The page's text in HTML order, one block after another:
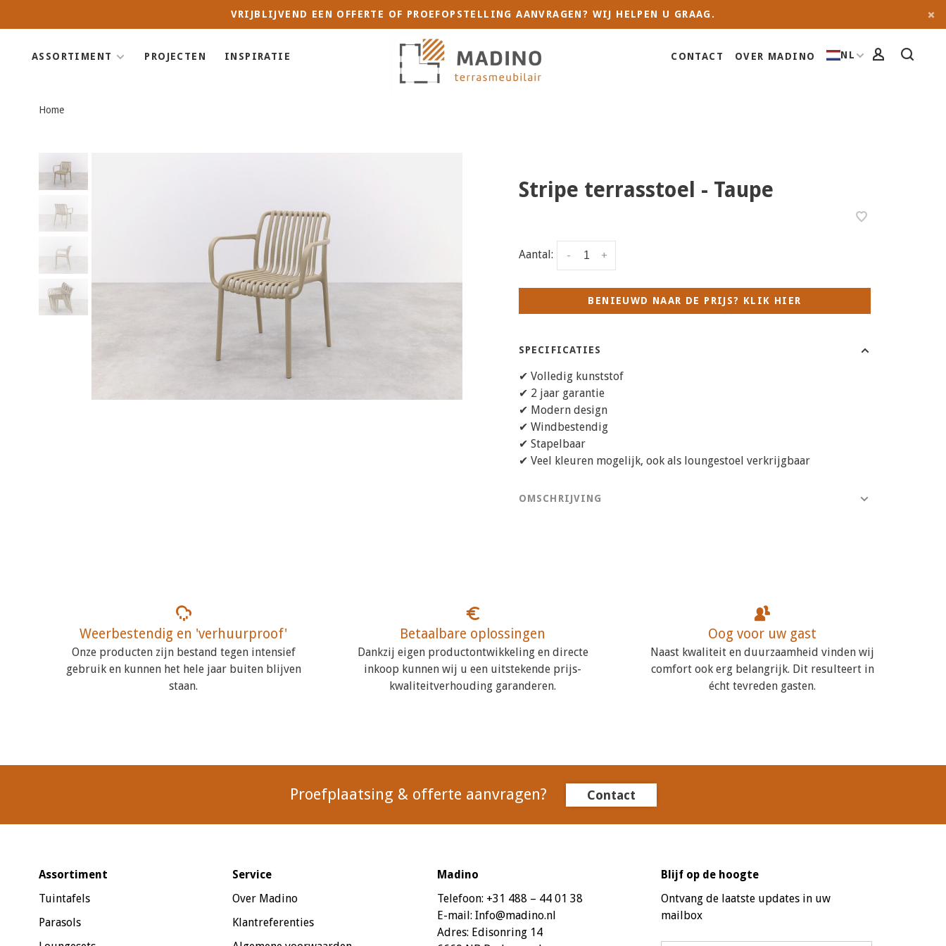
VRIJBLIJVEND EEN OFFERTE OF PROEFOPSTELLING AANVRAGEN? WIJ HELPEN U GRAAG.
ASSORTIMENT PROJECTEN INSPIRATIE CONTACT OVER MADINO NL
Home
Stripe terrasstoel - Taupe
Aantal: +
-
BENIEUWD NAAR DE PRIJS? KLIK HIER
SPECIFICATIES
✔ Volledig kunststof
✔ 2 jaar garantie
✔ Modern design
✔ Windbestendig
✔ Stapelbaar
✔ Veel kleuren mogelijk, ook als loungestoel verkrijgbaar
OMSCHRIJVING
Weerbestendig en 'verhuurproof'
Onze producten zijn bestand tegen intensief
gebruik en kunnen het hele jaar buiten blijven
staan.
Betaalbare oplossingen
Dankzij eigen productontwikkeling en directe
inkoop kunnen wij u een uitstekende prijs-
kwaliteitverhouding garanderen.
Oog voor uw gast
Naast kwaliteit en duurzaamheid vinden wij
comfort ook erg belangrijk. Dit resulteert in
écht tevreden gasten.
Proefplaatsing & offerte aanvragen? Contact
Assortiment
Tuintafels
Parasols
Service
Over Madino
Klantreferenties
Madino
Telefoon: +31 488 – 44 01 38
E-mail: Info@madino.nl
Adres: Edisonring 14
Blijf op de hoogte
Ontvang de laatste updates in uw
mailbox